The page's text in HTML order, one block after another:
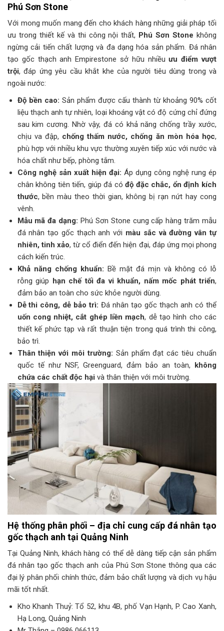
Phú Sơn Stone
Với mong muốn mang đến cho khách hàng những giải pháp tối
ưu trong thiết kế và thi công nội thất, Phú Sơn Stone không
ngừng cải tiến chất lượng và đa dạng hóa sản phẩm. Đá nhân
tạo gốc thạch anh Empirestone sở hữu nhiềuưu điểm vượt
trội, đáp ứng yêu cầu khắt khe của người tiêu dùng trong và
ngoài nước:
Độ bền cao: Sản phẩm được cấu thành từ khoảng 90% cốt
liệu thạch anh tự nhiên, loại khoáng vật có độ cứng chỉ đứng
sau kim cương. Nhờ vậy, đá có khả năng chống trầy xước,
chịu va đập, chống thấm nước, chống ăn mòn hóa học,
phù hợp với nhiều khu vực thường xuyên tiếp xúc với nước và
hóa chất như bếp, phòng tắm.
Công nghệ sản xuất hiện đại: Áp dụng công nghệ rung ép
chân không tiên tiến, giúp đá cóđộ đặc chắc, ổn định kích
thước, bền màu theo thời gian, không bị rạn nứt hay cong
vênh.
Mẫu mã đa dạng: Phú Sơn Stone cung cấp hàng trăm mẫu
đá nhân tạo gốc thạch anh với màu sắc và đường vân tự
nhiên, tinh xảo, từ cổ điển đến hiện đại, đáp ứng mọi phong
cách kiến trúc.
Khả năng chống khuẩn: Bề mặt đá mịn và không có lỗ
rỗng giúp hạn chế tối đa vi khuẩn, nấm mốc phát triển,
đảm bảo an toàn cho sức khỏe người dùng.
Dễ thi công, dễ bảo trì: Đá nhân tạo gốc thạch anh có thể
uốn cong nhiệt, cắt ghép liền mạch, dễ tạo hình cho các
thiết kế phức tạp và rất thuận tiện trong quá trình thi công,
bảo trì.
Thân thiện với môi trường: Sản phẩm đạt các tiêu chuẩn
quốc tế như NSF, Greenguard, đảm bảo an toàn, không
chứa các chất độc hại và thân thiện với môi trường.
Hệ thống phân phối – địa chỉ cung cấp đá nhân tạo
gốc thạch anh tại Quảng Ninh
Tại Quảng Ninh, khách hàng có thể dễ dàng tiếp cận sản phẩm
đá nhân tạo gốc thạch anh của Phú Sơn Stone thông qua các
đại lý phân phối chính thức, đảm bảo chất lượng và dịch vụ hậu
mãi tốt nhất. ​
Kho Khanh Thuỷ: Tổ 52, khu 4B, phố Vạn Hạnh, P. Cao Xanh,
Hạ Long, Quảng Ninh